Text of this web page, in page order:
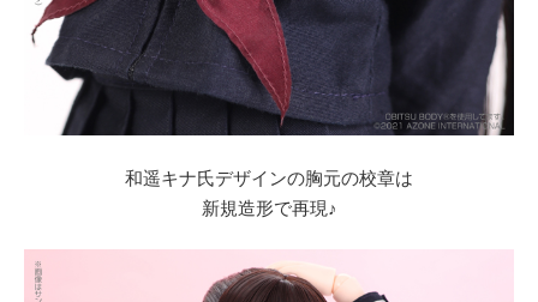
和遥キナ氏デザインの胸元の校章は
新規造形で再現♪